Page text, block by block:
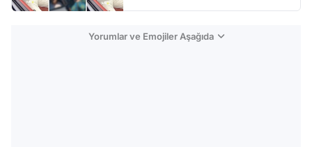
Yorumlar ve Emojiler Aşağıda